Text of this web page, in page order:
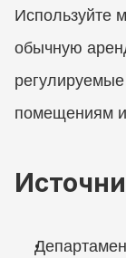
Используйте
обычную
помещениям и